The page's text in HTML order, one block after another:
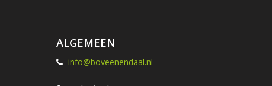
ALGEMEEN
info@boveenendaal.nl